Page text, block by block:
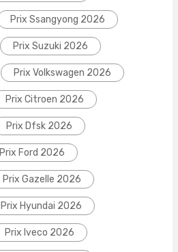
Prix Ssangyong 2026
Prix Suzuki 2026
Prix Volkswagen 2026
Prix Citroen 2026
Prix Dfsk 2026
Prix Ford 2026
Prix Gazelle 2026
Prix Hyundai 2026
Prix Iveco 2026